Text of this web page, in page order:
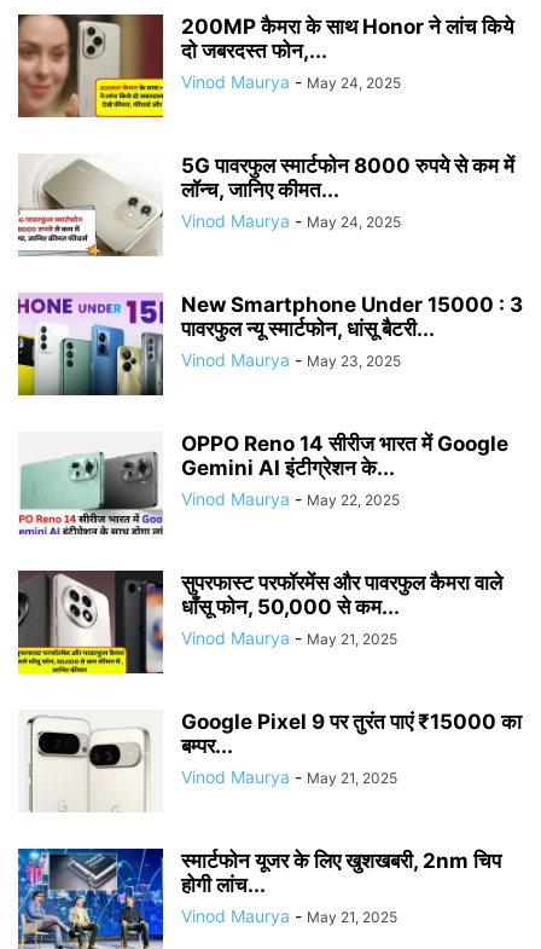
200MP कैमरा के साथ Honor ने लांच किये
दो जबरदस्त फोन,...
Vinod Maurya - May 24, 2025
5G पावरफुल स्मार्टफोन 8000 रुपये से कम में
लॉन्च, जानिए कीमत...
Vinod Maurya - May 24, 2025
New Smartphone Under 15000 : 3
पावरफुल न्यू स्मार्टफोन, धांसू बैटरी...
Vinod Maurya - May 23, 2025
OPPO Reno 14 सीरीज भारत में Google
Gemini AI इंटीग्रेशन के...
Vinod Maurya - May 22, 2025
सुपरफास्ट परफॉरमेंस और पावरफुल कैमरा वाले
धाँसू फोन, 50,000 से कम...
Vinod Maurya - May 21, 2025
Google Pixel 9 पर तुरंत पाएं ₹15000 का
बम्पर...
Vinod Maurya - May 21, 2025
स्मार्टफोन यूजर के लिए खुशखबरी, 2nm चिप
होगी लांच...
Vinod Maurya - May 21, 2025